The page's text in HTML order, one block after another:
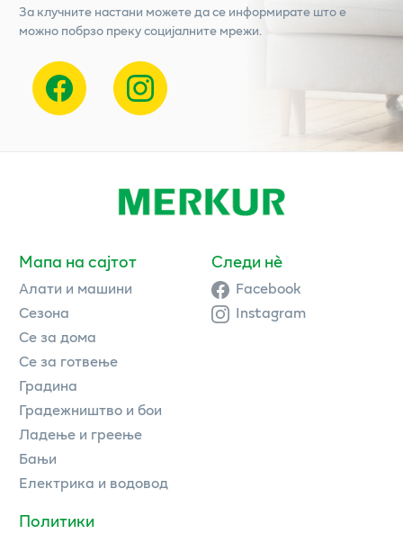
За клучните настани можете да се информирате што е
можно побрзо преку социјалните мрежи.
Мапа на сајтот
Алати и машини
Сезона
Се за дома
Се за готвење
Градина
Градежништво и бои
Ладење и греење
Бањи
Електрика и водовод
Политики
Следи нè
Facebook
Instagram